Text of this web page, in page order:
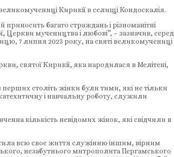
Кирикії в селищі Кондоскалія.
багато страждань і різноманітні
Церкви мучеництва і любові”, – зазначив, серед
7 липня 2023 року, на святі великомучениці
святої Кирикії, яка народилася в Мелітені,
століть жінки були тими, які не тільки
і навчальну роботу, служили
кількість невідомих жінок, які свідчили в
всю своє життя служінню іншим, вірним
незабутнього митрополита Пергамського